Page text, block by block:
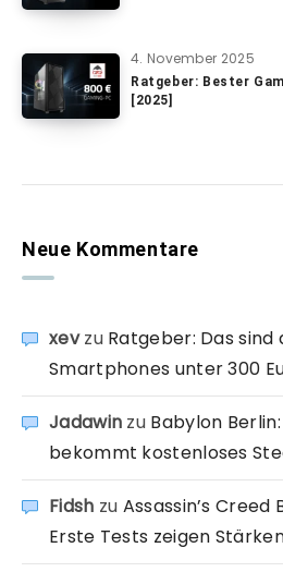
4. November 2025
Ratgeber: Bester
[2025]
Neue Kommentare
xevzu Ratgeber: Das sind
Smartphones unter 300
Jadawin zu Babylon
bekommt kostenloses
Fidsh zu Assassin’s Creed
Erste Tests zeigen